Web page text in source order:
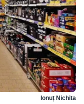
Ionuț Nichita